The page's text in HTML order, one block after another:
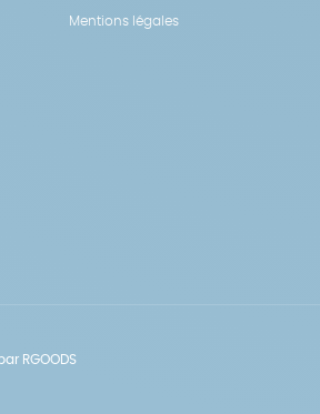
Mentions légales
RGOODS